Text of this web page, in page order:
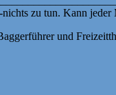
zu tun. Kann jeder
und